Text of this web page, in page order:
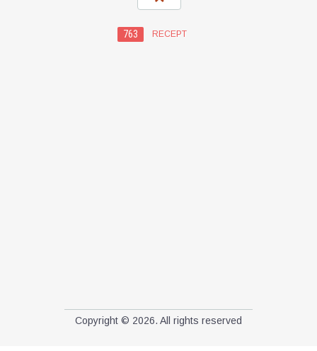
763 RECEPT
Copyright © 2026. All rights reserved